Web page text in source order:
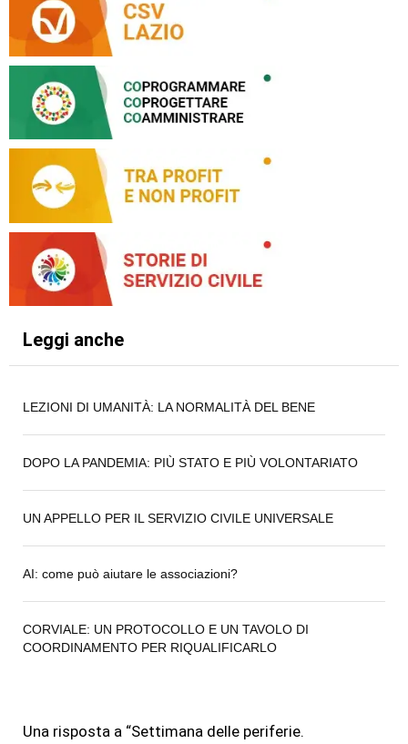
Leggi anche
LEZIONI DI UMANITÀ: LA NORMALITÀ DEL BENE
DOPO LA PANDEMIA: PIÙ STATO E PIÙ VOLONTARIATO
UN APPELLO PER IL SERVIZIO CIVILE UNIVERSALE
AI: come può aiutare le associazioni?
CORVIALE: UN PROTOCOLLO E UN TAVOLO DI
COORDINAMENTO PER RIQUALIFICARLO
Una risposta a “Settimana delle periferie.